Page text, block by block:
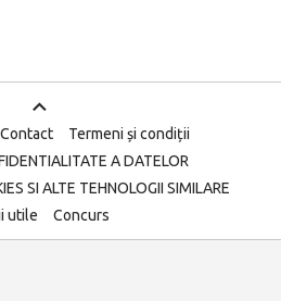
Contact
Termeni și condiții
A DATELOR
SI ALTE TEHNOLOGII SIMILARE
utile
Concurs